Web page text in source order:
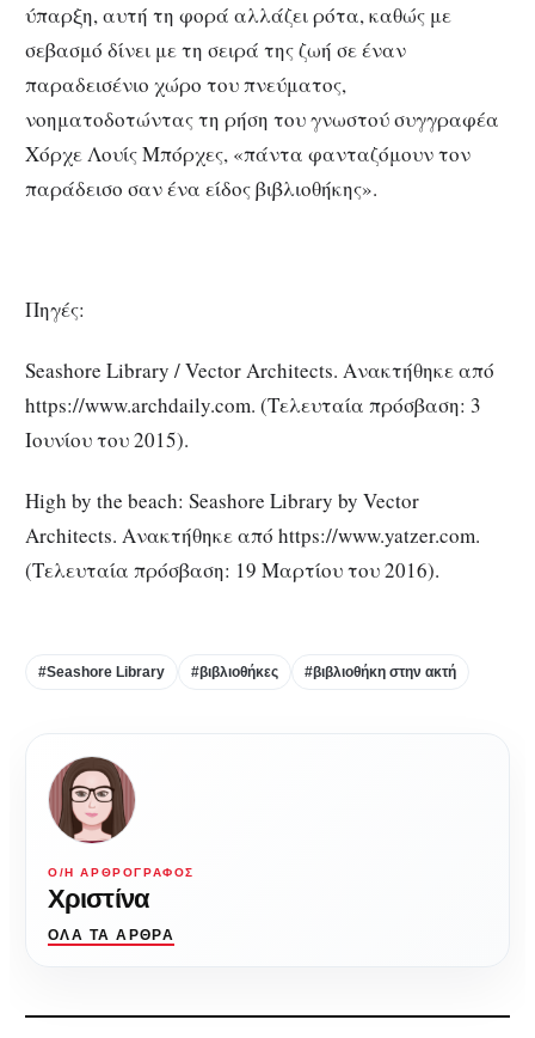
ύπαρξη, αυτή τη φορά αλλάζει ρότα, καθώς με
σεβασμό δίνει με τη σειρά της ζωή σε έναν
παραδεισένιο χώρο του πνεύματος,
νοηματοδοτώντας τη ρήση του γνωστού συγγραφέα
Χόρχε Λουίς Μπόρχες, «πάντα φανταζόμουν τον
παράδεισο σαν ένα είδος βιβλιοθήκης».
Πηγές:
Seashore Library / Vector Architects. Ανακτήθηκε από
https://www.archdaily.com. (Τελευταία πρόσβαση: 3
Ιουνίου του 2015).
High by the beach: Seashore Library by Vector
Architects. Ανακτήθηκε από https://www.yatzer.com.
(Τελευταία πρόσβαση: 19 Μαρτίου του 2016).
#Seashore Library #βιβλιοθήκες #βιβλιοθήκη στην ακτή
Ο/Η ΑΡΘΡΟΓΡΆΦΟΣ
Χριστίνα
ΌΛΑ ΤΑ ΆΡΘΡΑ